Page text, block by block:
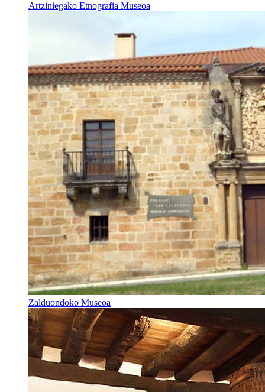
Artziniegako Etnografia Museoa
Zalduondoko Museoa